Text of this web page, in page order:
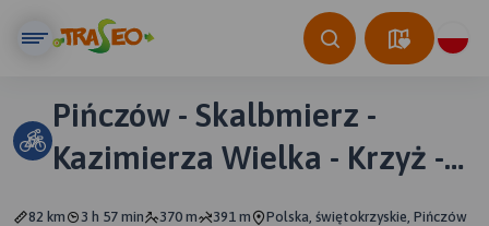
Pińczów - Skalbmierz -
Kazimierza Wielka - Krzyż -
82 km 3 h 57 min 370 m 391 m Polska, świętokrzyskie, Pińczów